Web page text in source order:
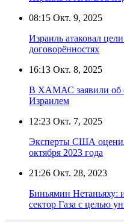
08:15 Окт. 9, 2025
Израиль атаковал
договорённостях
16:13 Окт. 8, 2025
В ХАМАС заявили об
Израилем
12:23 Окт. 7, 2025
Эксперты США
октября 2023 года
21:26 Окт. 28, 2023
Биньямин Нетаньяху:
сектор Газа с целью